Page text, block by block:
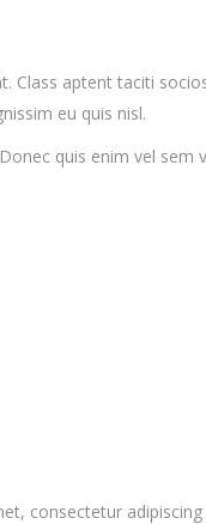
Class aptent taciti
eu quis nisl.
quis enim vel sem
consectetur